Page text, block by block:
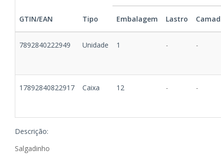
GTIN/EAN Tipo Embalagem Lastro
7892840222949 Unidade 1 - -
17892840822917 Caixa 12 - -
Descrição:
Salgadinho